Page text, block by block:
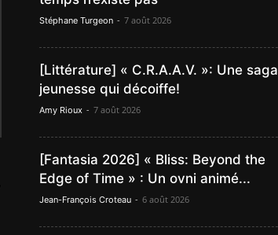
Stéphane Turgeon - 7 août 2026
[Littérature] « C.R.A.A.V. »: Une saga
jeunesse qui décoiffe!
Amy Rioux - 7 août 2026
[Fantasia 2026] « Bliss: Beyond the
Edge of Time » : Un ovni animé...
Jean-François Croteau - 6 août 2026